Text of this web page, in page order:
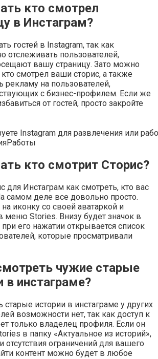
кто смотрел
в Инстаграм?
гостей в Instagram, так как
отслеживать пользователей,
вашу страницу. Зато можно
кто смотрел ваши сторис, а также
рекламу на пользователей,
с бизнес-профилем. Если же
от гостей, просто закройте
Instagram для развлечения или
Работы
кто смотрит Сторис?
для Инстаграм как смотреть, кто вас
самом деле все довольно просто.
иконку со своей аватаркой и
меню Stories. Внизу будет значок в
при его нажатии открывается список
которые просматривали
чужие старые
в инстаграме?
старые истории в инстаграме у других
возможности нет, так как доступ к
только владелец профиля. Если он
в папку «Актуальное из историй»,
отсутствия ограничений для вашего
контент можно будет в любое